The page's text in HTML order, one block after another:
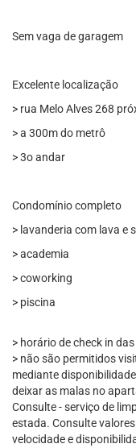
Sem vaga de garagem
Excelente localização
> rua Melo Alves 268
> a 300m do metrô
> 3o andar
Condomínio completo
> lavanderia com lava e
> academia
> coworking
> piscina
> horário de check in
> não são permitidos
mediante
deixar as malas no
Consulte - serviço de
estada. Consulte
velocidade e